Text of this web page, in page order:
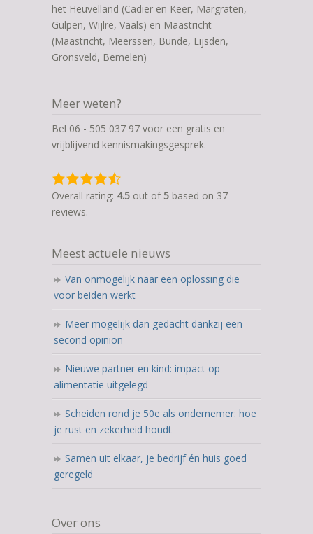
het Heuvelland (Cadier en Keer, Margraten,
Gulpen, Wijlre, Vaals) en Maastricht
(Maastricht, Meerssen, Bunde, Eijsden,
Gronsveld, Bemelen)
Meer weten?
Bel 06 - 505 037 97 voor een gratis en
vrijblijvend kennismakingsgesprek.
4,5
rating
based
ratings
Overall rating: 4.5 out of 5 based on 37
reviews.
Meest actuele nieuws
Van onmogelijk naar een oplossing die
voor beiden werkt
Meer mogelijk dan gedacht dankzij een
second opinion
Nieuwe partner en kind: impact op
alimentatie uitgelegd
Scheiden rond je 50e als ondernemer: hoe
je rust en zekerheid houdt
Samen uit elkaar, je bedrijf én huis goed
geregeld
Over ons